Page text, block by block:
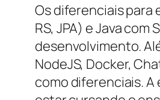
Os diferenciais para
RS, JPA) e Java
desenvolvimento.
NodeJS, Docker,
como diferenciais. A